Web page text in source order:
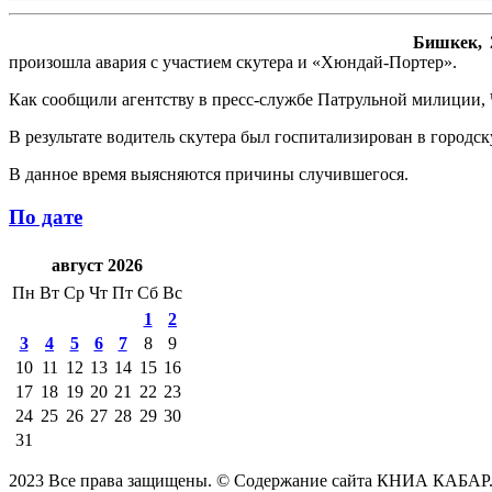
Бишкек,
произошла авария с участием скутера и «Хюндай-Портер».
Как сообщили агентству в пресс-службе Патрульной
В результате водитель скутера был госпитализирован в
В данное время выясняются причины случившегося.
По дате
август 2026
Пн Вт Ср Чт Пт Сб Вс
1
2
3
4 5 6 7 8
9
10 11 12 13 14 15 16
17 18 19 20 21 22 23
24 25 26 27 28 29 30
31
2023 Все права защищены. © Содержание сайта КНИА КАБАР.